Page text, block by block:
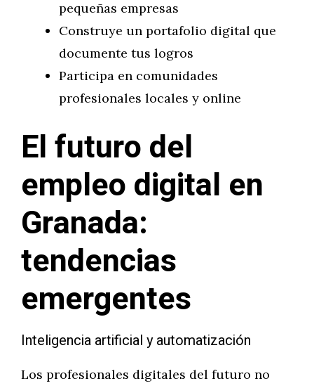
pequeñas empresas
Construye un portafolio digital que
documente tus logros
Participa en comunidades
profesionales locales y online
El futuro del
empleo digital en
Granada:
tendencias
emergentes
Inteligencia artificial y automatización
Los profesionales digitales del futuro no